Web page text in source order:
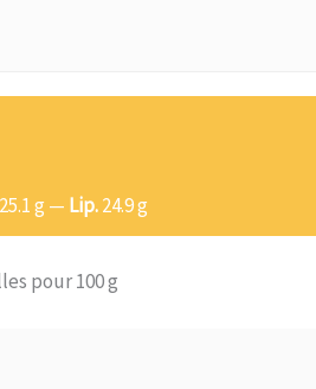
25.1 g — Lip.24.9 g
pour 100 g